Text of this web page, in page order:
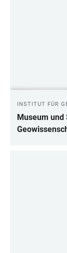
INSTITUT FÜR
Museum